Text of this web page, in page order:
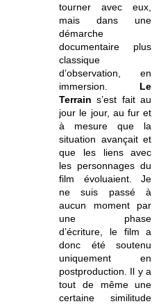
tourner avec eux,
mais dans une
démarche
documentaire plus
classique
d’observation, en
immersion. Le
Terrain s’est fait au
jour le jour, au fur et
à mesure que la
situation avançait et
que les liens avec
les personnages du
film évoluaient. Je
ne suis passé à
aucun moment par
une phase
d’écriture, le film a
donc été soutenu
uniquement en
postproduction. Il y a
tout de même une
certaine similitude